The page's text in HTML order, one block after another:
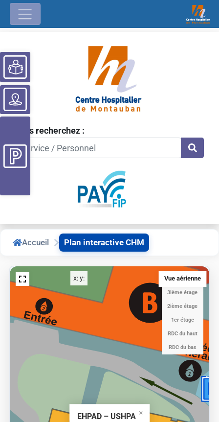
Vous recherchez :
Ouvrir la barre d’outils
Accueil Plan interactive CHM
Générale
1
2
EHPAD – USHPA
x:y: Vue aérienne
3ième étage
2ième étage
1er étage
RDC du haut
RDC du bas